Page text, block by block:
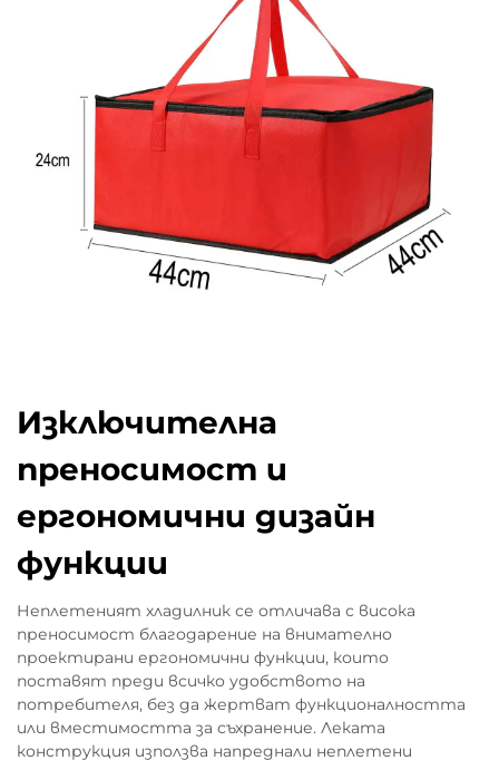
Изключителна
преносимост и
ергономични дизайн
функции
Неплетеният хладилник се отличава с висока
преносимост благодарение на внимателно
проектирани ергономични функции, които
поставят преди всичко удобството на
потребителя, без да жертват функционалността
или вместимостта за съхранение. Леката
конструкция използва напреднали неплетени